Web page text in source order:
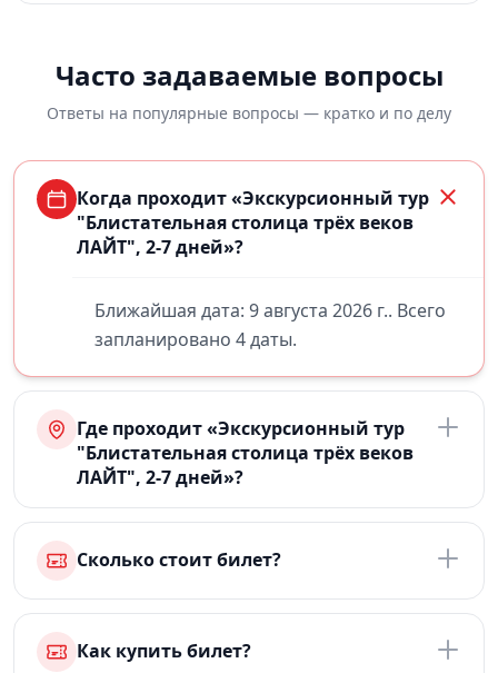
Часто задаваемые вопросы
Ответы на популярные вопросы — кратко и по делу
Когда проходит «Экскурсионный тур
"Блистательная столица трёх веков
ЛАЙТ", 2-7 дней»?
Ближайшая дата: 9 августа 2026 г.. Всего
запланировано 4 даты.
Где проходит «Экскурсионный тур
"Блистательная столица трёх веков
ЛАЙТ", 2-7 дней»?
Сколько стоит билет?
Как купить билет?